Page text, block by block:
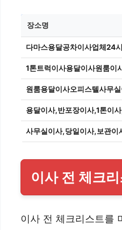
장소명
다마스용달공차이사업체24
1톤트럭이사용달이사원룸이
원룸용달이사오피스텔사무
용달이사,반포장이사,1톤이
사무실이사,당일이사,보관이
이사 전 체크
이사 전 체크리스트를